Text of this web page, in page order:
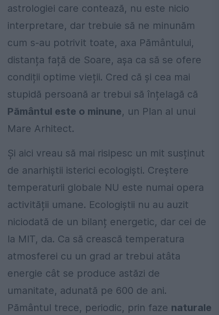
astrologiei care contează, nu este nicio
interpretare, dar trebuie să ne minunăm
cum s-au potrivit toate, axa Pământului,
distanța față de Soare, așa ca să se ofere
condiții optime vieții. Cred că și cea mai
stupidă persoană ar trebui să înțelagă că
Pământul este o minune, un Plan al unui
Mare Arhitect.
Și aici vreau să mai risipesc un mit susținut
de anarhiștii isterici ecologiști. Creștere
temperaturii globale NU este numai opera
activității umane. Ecologiștii nu au auzit
niciodată de un bilanț energetic, dar cei de
la MIT, da. Ca să crească temperatura
atmosferei cu un grad ar trebui atâta
energie cât se produce astăzi de
umanitate, adunată pe 600 de ani.
Pământul trece, periodic, prin faze naturale